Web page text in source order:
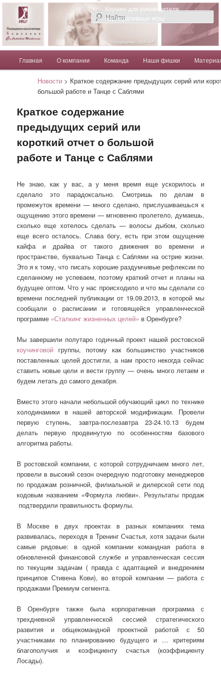
Солдатова Татьяна
Компания Солдатовой Татьяны
Главное менюПерейти к основному содержимому
Перейти к дополнительному содержимому
Главная О компании Команда Наши фишки
Коучинг для руководителя
Корпоративные игры
Новости > Краткое содержание предыдущих серий или
большой работе и Танце с Саблями
Краткое содержание
предыдущих серий или
короткий отчет о большой
работе и Танце с Саблями
Не знаю, как у вас, а у меня время еще ускорилось и
сделало это парадоксально. Смотришь по делам в
промежуток времени — много сделано, прислушиваешься к
ощущению этого времени — мгновенно пролетело, думаешь,
сколько еще хотелось сделать — волосы дыбом, сколько
еще всего осталось. Слава богу, есть при этом ощущение
кайфа и драйва от такого движения во времени и
пространстве, буквально Танца с Саблями на острие жизни.
Это я к тому, что писать хорошие раздумчивые рефлексии по
сделанному не успеваем, поэтому краткий отчет и планы на
будущее оптом. Что у нас происходило и что мы сделали со
времени последней публикации от 19.09.2013, в которой мы
сообщали о расписании и готовящейся управленческой
программе «Сталкинг жизненных целей» в Оренбурге?
Мы завершили полутаро годичный проект нашей ростовской
коучинговой группы, потому как большинство участников
поставленных целей достигли, а нам просто некогда сейчас
ставить новые цели и вести группу — очень много летаем и
будем летать до самого декабря.
Вместо этого начали небольшой обучающий цикл по технике
холодинамики в нашей авторской модификации. Провели
первую ступень, завтра-послезавтра 23-24.10.13 будем
делать первую продвинутую по особенностям базового
алгоритма работы.
В ростовской компании, с которой сотрудничаем много лет,
провели в высокий сезон очередную подготовку менеджеров
по продажам розничной, филиальной и дилерской сети под
кодовым названием «Формула любви». Результаты продаж
подтвердили правильность формулы.
В Москве в двух проектах в разных компаниях тема
развивалась, переходя в Тренинг Счастья, хотя задачи были
самые рядовые: в одной компании командная работа в
обновленной финансовой службе и управленческая сессия
по текущим задачам ( правда с адаптацией и внедрением
принципов Стивена Кови), во второй компании — работа с
продажами Премиум сегмента.
В Оренбурге также была корпоративная программа с
трехдневной управленческой сессией стратегического
развития и общекомандной проектной работой с 50
участниками по планированию будущего и … критериям
благополучия и коэфициенту счастья (коэффициенту
Лосады).